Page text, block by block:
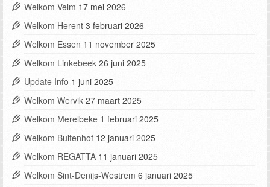
Welkom Velm 17 mei 2026
Welkom Herent 3 februari 2026
Welkom Essen 11 november 2025
Welkom Linkebeek 26 juni 2025
Update Info 1 juni 2025
Welkom Wervik 27 maart 2025
Welkom Merelbeke 1 februari 2025
Welkom Buitenhof 12 januari 2025
Welkom REGATTA 11 januari 2025
Welkom Sint-Denijs-Westrem 6 januari 2025